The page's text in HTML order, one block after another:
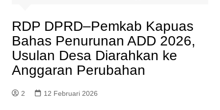
RDP DPRD–Pemkab Kapuas
Bahas Penurunan ADD 2026,
Usulan Desa Diarahkan ke
Anggaran Perubahan
2 12 Februari 2026